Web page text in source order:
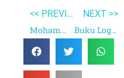
<< PREVIOUS
Mohammad Hatta
NEXT >>
Buku Logika Ilmu Menalar